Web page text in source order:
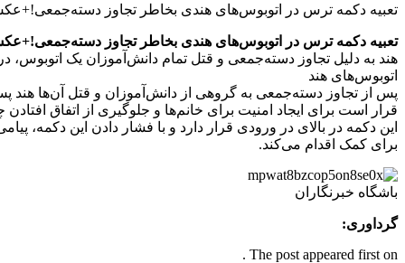
تعبیه دکمه‌‌ ترس در اتوبوس‌های هندی بخاطر تجاوز
تعبیه دکمه‌‌ ترس در اتوبوس‌های هندی بخاطر تجاوز
هند به دلیل تجاوز دسته‌جمعی‌ و قتل تمام دانش‌آموزان یک
اتوبوس‌های هند
پس از تجاوز دسته‌جمعی به گروهی از دانش‌آموزان و قتل آن‌ها هند پس از ۳ سال تصمیم گرفت برای نجات دانش‌آموزان دختر و همچنین تمام خانم‌ها در تمام اتوبوس‌ها دکمه
قرار است برای ایجاد امنیت برای خانم‌ها و جلوگیری از اتفاق
این دکمه در بالای در ورودی قرار دارد و با فشار دادن این
برای کمک اقدام می‌کند.
باشگاه خبرنگاران
گرداوری:
The post appeared first on .